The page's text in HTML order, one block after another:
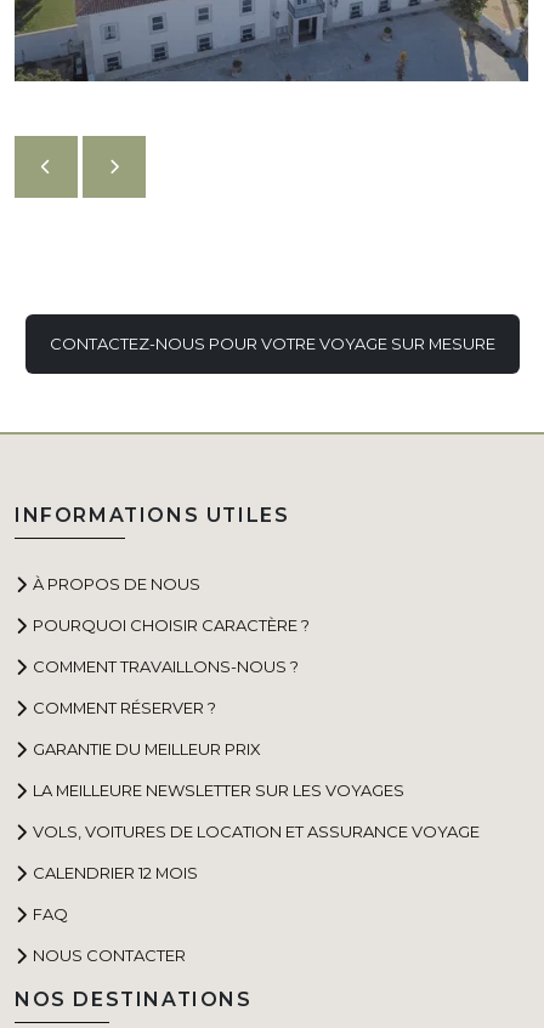
CONTACTEZ-NOUS POUR VOTRE VOYAGE SUR MESURE
INFORMATIONS UTILES
À PROPOS DE NOUS
POURQUOI CHOISIR CARACTÈRE ?
COMMENT TRAVAILLONS-NOUS ?
COMMENT RÉSERVER ?
GARANTIE DU MEILLEUR PRIX
LA MEILLEURE NEWSLETTER SUR LES VOYAGES
VOLS, VOITURES DE LOCATION ET ASSURANCE VOYAGE
CALENDRIER 12 MOIS
FAQ
NOUS CONTACTER
NOS DESTINATIONS